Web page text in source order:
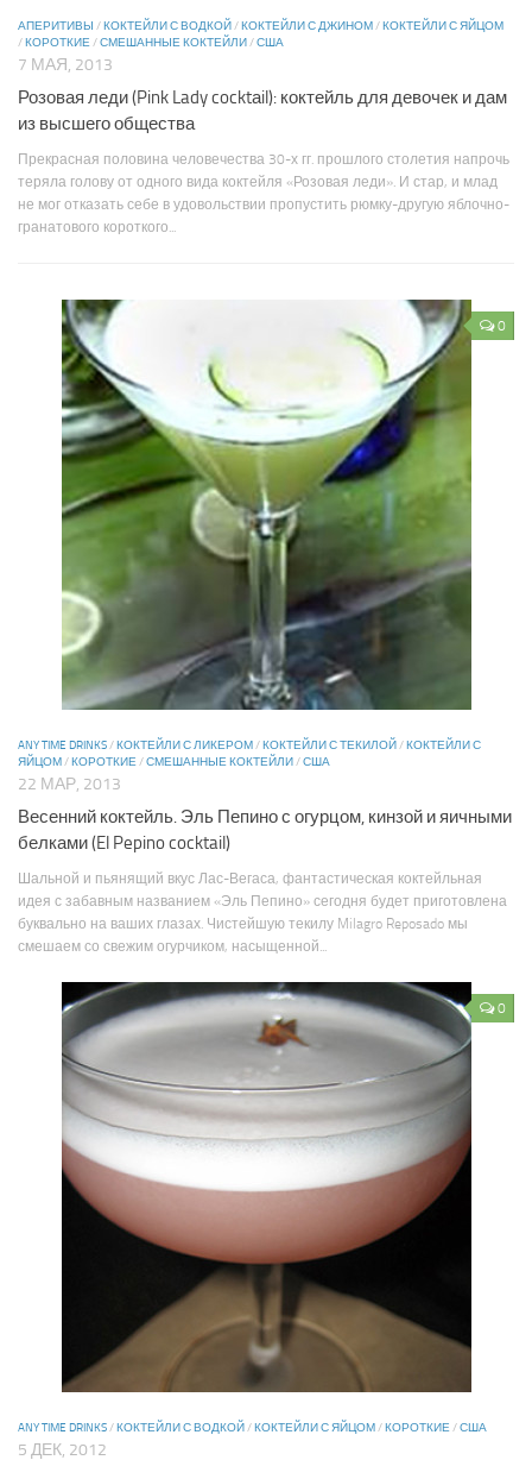
АПЕРИТИВЫ /КОКТЕЙЛИ С ВОДКОЙ/КОКТЕЙЛИ С ДЖИНОМ/КОКТЕЙЛИ С ЯЙЦОМ
/КОРОТКИЕ/СМЕШАННЫЕ КОКТЕЙЛИ/США
7 МАЯ, 2013
Розовая леди (Pink Lady cocktаil): коктейль для девочек и дам
из высшего общества
Прекрасная половина человечества 30-х гг. прошлого столетия напрочь
теряла голову от одного вида коктейля «Розовая леди». И стар, и млад
не мог отказать себе в удовольствии пропустить рюмку-другую яблочно-
гранатового короткого...
0
ANY TIME DRINKS/КОКТЕЙЛИ С ЛИКЕРОМ/КОКТЕЙЛИ С ТЕКИЛОЙ/КОКТЕЙЛИ С
ЯЙЦОМ/КОРОТКИЕ/СМЕШАННЫЕ КОКТЕЙЛИ/США
22 МАР, 2013
Весенний коктейль. Эль Пепино с огурцом, кинзой и яичными
белками (El Pepino cocktail)
Шальной и пьянящий вкус Лас-Вегаса, фантастическая коктейльная
идея с забавным названием «Эль Пепино» сегодня будет приготовлена
буквально на ваших глазах. Чистейшую текилу Milagro Reposado мы
смешаем со свежим огурчиком, насыщенной...
0
ANY TIME DRINKS/КОКТЕЙЛИ С ВОДКОЙ/КОКТЕЙЛИ С ЯЙЦОМ/КОРОТКИЕ/США
5 ДЕК, 2012